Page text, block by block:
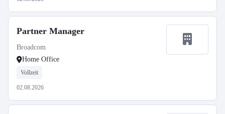
Partner Manager
Broadcom
Home Office
Vollzeit
02.08.2026